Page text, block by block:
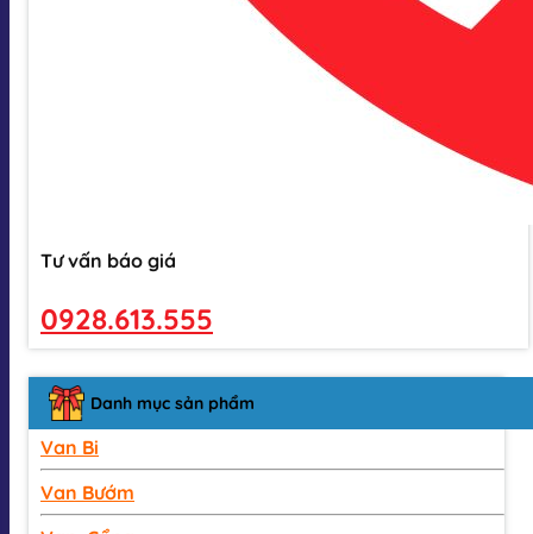
Tư vấn báo giá
0928.613.555
Danh mục sản phẩm
Van Bi
Van Bướm